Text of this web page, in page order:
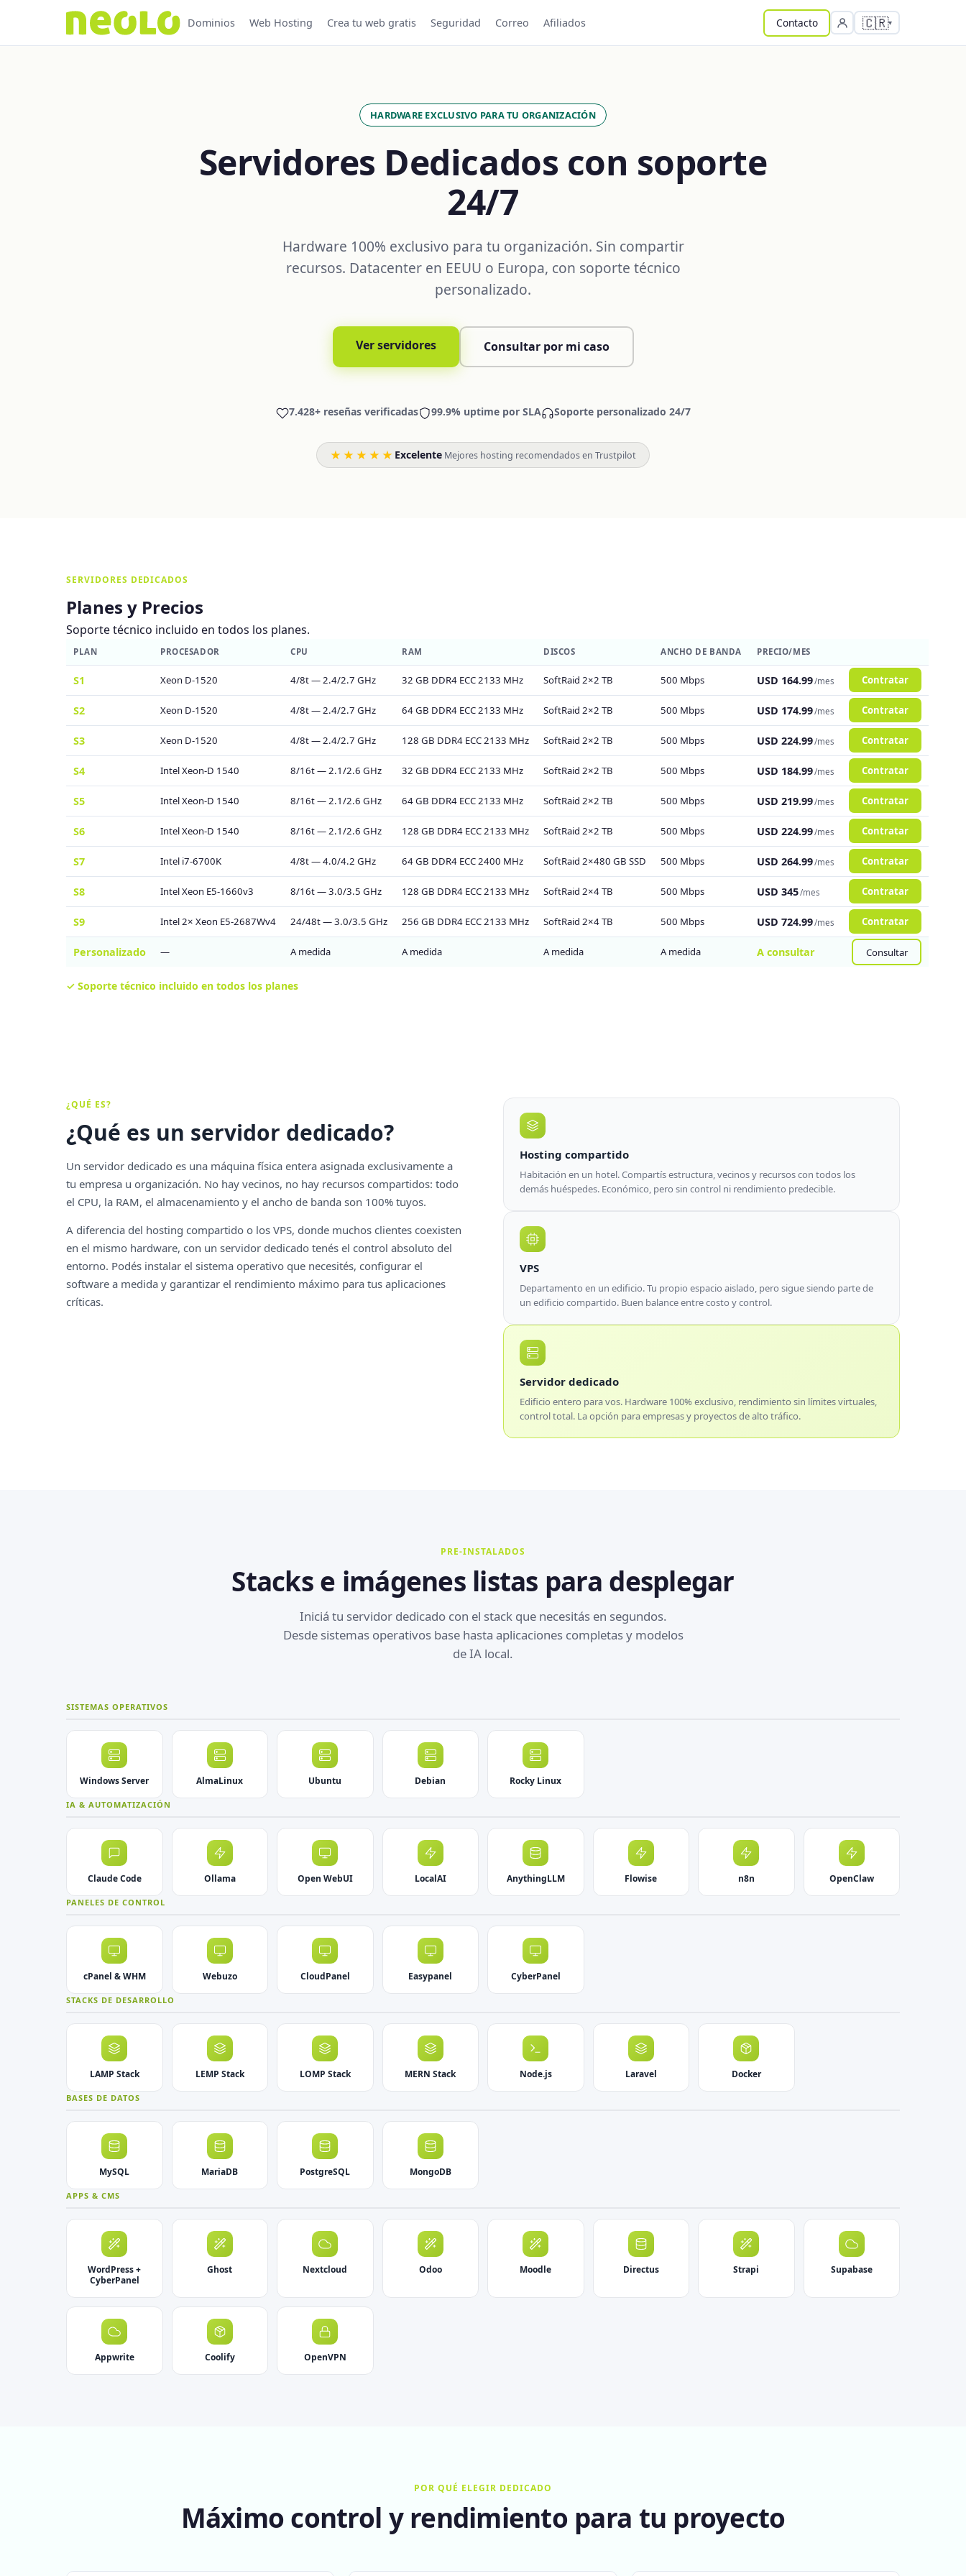
Dominios Web Hosting Crea tu web gratis Seguridad Correo Afiliados Contacto 🇨🇷
HARDWARE EXCLUSIVO PARA TU ORGANIZACIÓN
Servidores Dedicados con soporte
24/7
Hardware 100% exclusivo para tu organización. Sin compartir
recursos. Datacenter en EEUU o Europa, con soporte técnico
personalizado.
Ver servidores Consultar por mi caso
7.428+ reseñas verificadas 99.9% uptime por SLA Soporte personalizado 24/7
★★★★★ Excelente Mejores hosting recomendados en Trustpilot
SERVIDORES DEDICADOS
Planes y Precios
Soporte técnico incluido en todos los planes.
PLAN PROCESADOR CPU RAM DISCOS ANCHO DE BANDA PRECIO/MES
S1 Xeon D-1520 4/8t — 2.4/2.7 GHz 32 GB DDR4 ECC 2133 MHz SoftRaid 2×2 TB 500 Mbps USD 164.99/mes Contratar
S2 Xeon D-1520 4/8t — 2.4/2.7 GHz 64 GB DDR4 ECC 2133 MHz SoftRaid 2×2 TB 500 Mbps USD 174.99/mes Contratar
S3 Xeon D-1520 4/8t — 2.4/2.7 GHz 128 GB DDR4 ECC 2133 MHz SoftRaid 2×2 TB 500 Mbps USD 224.99/mes Contratar
S4 Intel Xeon-D 1540 8/16t — 2.1/2.6 GHz 32 GB DDR4 ECC 2133 MHz SoftRaid 2×2 TB 500 Mbps USD 184.99/mes Contratar
S5 Intel Xeon-D 1540 8/16t — 2.1/2.6 GHz 64 GB DDR4 ECC 2133 MHz SoftRaid 2×2 TB 500 Mbps USD 219.99/mes Contratar
S6 Intel Xeon-D 1540 8/16t — 2.1/2.6 GHz 128 GB DDR4 ECC 2133 MHz SoftRaid 2×2 TB 500 Mbps USD 224.99/mes Contratar
S7 Intel i7-6700K 4/8t — 4.0/4.2 GHz 64 GB DDR4 ECC 2400 MHz SoftRaid 2×480 GB SSD 500 Mbps USD 264.99/mes Contratar
S8 Intel Xeon E5-1660v3 8/16t — 3.0/3.5 GHz 128 GB DDR4 ECC 2133 MHz SoftRaid 2×4 TB 500 Mbps USD 345/mes Contratar
S9 Intel 2× Xeon E5-2687Wv4 24/48t — 3.0/3.5 GHz 256 GB DDR4 ECC 2133 MHz SoftRaid 2×4 TB 500 Mbps USD 724.99/mes Contratar
Personalizado — A medida A medida A medida A medida A consultar Consultar
✓ Soporte técnico incluido en todos los planes
¿QUÉ ES?
¿Qué es un servidor dedicado?
Un servidor dedicado es una máquina física entera asignada exclusivamente a
tu empresa u organización. No hay vecinos, no hay recursos compartidos: todo
el CPU, la RAM, el almacenamiento y el ancho de banda son 100% tuyos.
A diferencia del hosting compartido o los VPS, donde muchos clientes coexisten
en el mismo hardware, con un servidor dedicado tenés el control absoluto del
entorno. Podés instalar el sistema operativo que necesités, configurar el
software a medida y garantizar el rendimiento máximo para tus aplicaciones
críticas.
Hosting compartido
Habitación en un hotel. Compartís estructura, vecinos y recursos con todos los
demás huéspedes. Económico, pero sin control ni rendimiento predecible.
VPS
Departamento en un edificio. Tu propio espacio aislado, pero sigue siendo parte de
un edificio compartido. Buen balance entre costo y control.
Servidor dedicado
Edificio entero para vos. Hardware 100% exclusivo, rendimiento sin límites virtuales,
control total. La opción para empresas y proyectos de alto tráfico.
PRE-INSTALADOS
Stacks e imágenes listas para desplegar
Iniciá tu servidor dedicado con el stack que necesitás en segundos.
Desde sistemas operativos base hasta aplicaciones completas y modelos
de IA local.
SISTEMAS OPERATIVOS
Windows Server AlmaLinux Ubuntu Debian Rocky Linux
IA & AUTOMATIZACIÓN
Claude Code Ollama Open WebUI LocalAI AnythingLLM Flowise n8n OpenClaw
PANELES DE CONTROL
cPanel & WHM Webuzo CloudPanel Easypanel CyberPanel
STACKS DE DESARROLLO
LAMP Stack LEMP Stack LOMP Stack MERN Stack Node.js Laravel Docker
BASES DE DATOS
MySQL MariaDB PostgreSQL MongoDB
APPS & CMS
WordPress +
CyberPanel
Ghost Nextcloud Odoo Moodle Directus Strapi Supabase
Appwrite Coolify OpenVPN
POR QUÉ ELEGIR DEDICADO
Máximo control y rendimiento para tu proyecto